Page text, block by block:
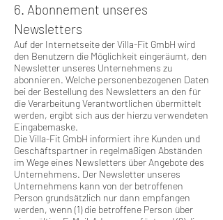
6. Abonnement unseres
Newsletters
Auf der Internetseite der Villa-Fit GmbH wird
den Benutzern die Möglichkeit eingeräumt, den
Newsletter unseres Unternehmens zu
abonnieren. Welche personenbezogenen Daten
bei der Bestellung des Newsletters an den für
die Verarbeitung Verantwortlichen übermittelt
werden, ergibt sich aus der hierzu verwendeten
Eingabemaske.
Die Villa-Fit GmbH informiert ihre Kunden und
Geschäftspartner in regelmäßigen Abständen
im Wege eines Newsletters über Angebote des
Unternehmens. Der Newsletter unseres
Unternehmens kann von der betroffenen
Person grundsätzlich nur dann empfangen
werden, wenn (1) die betroffene Person über